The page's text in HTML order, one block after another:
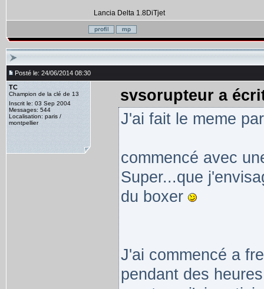
Lancia Delta 1.8DiTjet
Posté le: 24/06/2014 08:30
TC
Champion de la clé de 13
Inscrit le: 03 Sep 2004
Messages: 544
Localisation: paris /
montpellier
svsorupteur a
J'ai fait le meme
commencé avec
Super...que
du boxer
J'ai commencé a
pendant des